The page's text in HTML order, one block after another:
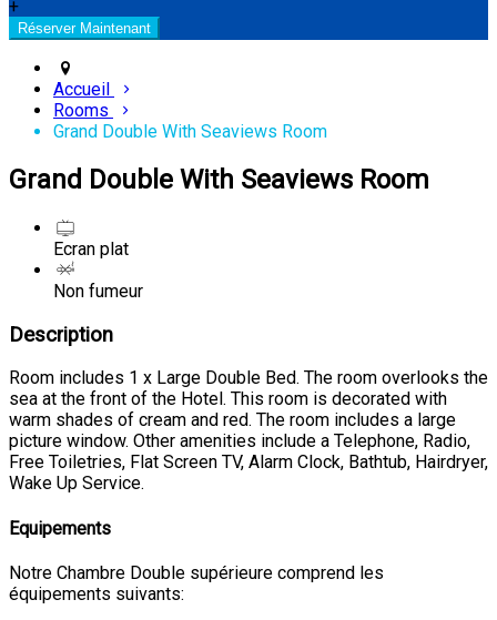
+
Accueil
Rooms
Grand Double With Seaviews Room
Grand Double With Seaviews Room
Ecran plat
Non fumeur
Description
Room includes 1 x Large Double Bed. The room overlooks the
sea at the front of the Hotel. This room is decorated with
warm shades of cream and red. The room includes a large
picture window. Other amenities include a Telephone, Radio,
Free Toiletries, Flat Screen TV, Alarm Clock, Bathtub, Hairdryer,
Wake Up Service.
Equipements
Notre Chambre Double supérieure comprend les
équipements suivants: